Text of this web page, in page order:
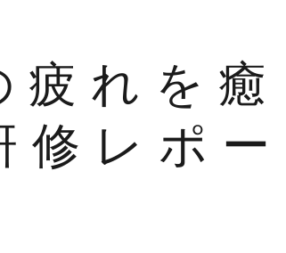
疲れを癒
修レポー